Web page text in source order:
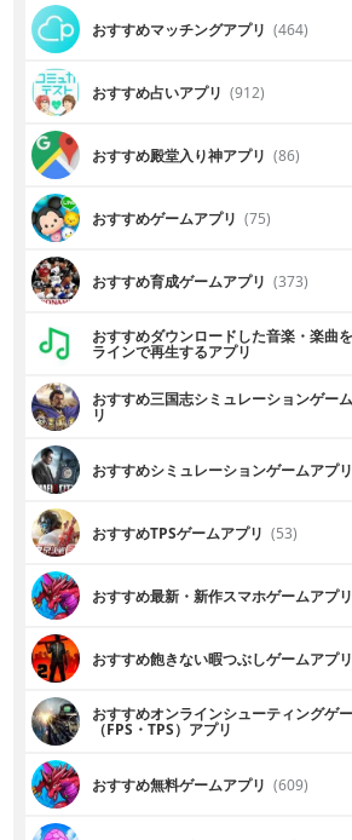
おすすめマッチングアプリ (464)
おすすめ占いアプリ (912)
おすすめ殿堂入り神アプリ (86)
おすすめゲームアプリ (75)
おすすめ育成ゲームアプリ (373)
おすすめダウンロードした音楽・楽曲
ラインで再生するアプリ
おすすめ三国志シミュレーションゲー
リ
おすすめシミュレーションゲームアプリ
おすすめTPSゲームアプリ (53)
おすすめ最新・新作スマホゲームアプリ
おすすめ飽きない暇つぶしゲームアプリ
おすすめオンラインシューティングゲ
（FPS・TPS）アプリ
おすすめ無料ゲームアプリ (609)